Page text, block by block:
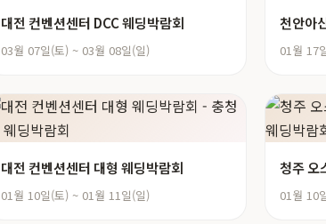
대전 컨벤션센터 DCC 웨딩박람회
03월 07일(토) ~ 03월 08일(일)
천안아
01월 17
대전 컨벤션센터 대형 웨딩박람회
01월 10일(토) ~ 01월 11일(일)
청주 오
01월 10